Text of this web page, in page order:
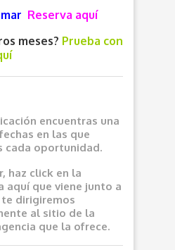
Reserva aquí
meses? Prueba con
encuentras una
en las que
cada oportunidad.
haz click en la
aquí que viene junto a
te dirigiremos
al sitio de la
que la ofrece.